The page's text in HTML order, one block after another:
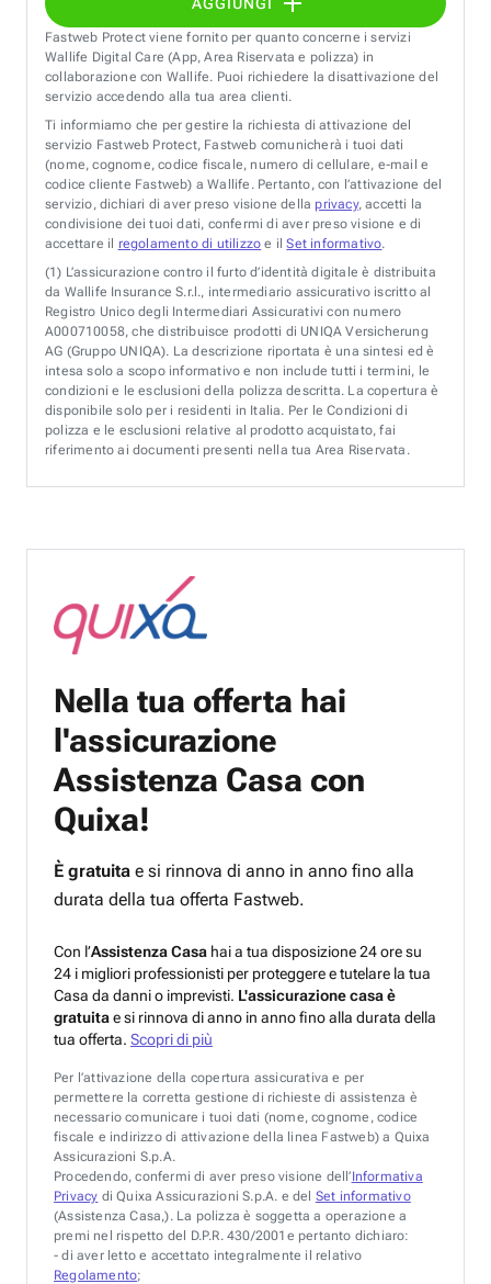
Fastweb Protect viene fornito per quanto concerne i servizi
Wallife Digital Care (App, Area Riservata e polizza) in
collaborazione con Wallife. Puoi richiedere la disattivazione del
servizio accedendo alla tua area clienti.
Ti informiamo che per gestire la richiesta di attivazione del
servizio Fastweb Protect, Fastweb comunicherà i tuoi dati
(nome, cognome, codice fiscale, numero di cellulare, e-mail e
codice cliente Fastweb) a Wallife. Pertanto, con l’attivazione del
servizio, dichiari di aver preso visione della privacy, accetti la
condivisione dei tuoi dati, confermi di aver preso visione e di
accettare il regolamento di utilizzo e ilSet informativo.
(1) L’assicurazione contro il furto d’identità digitale è distribuita
da Wallife Insurance S.r.l., intermediario assicurativo iscritto al
Registro Unico degli Intermediari Assicurativi con numero
A000710058, che distribuisce prodotti di UNIQA Versicherung
AG (Gruppo UNIQA). La descrizione riportata è una sintesi ed è
intesa solo a scopo informativo e non include tutti i termini, le
condizioni e le esclusioni della polizza descritta. La copertura è
disponibile solo per i residenti in Italia. Per le Condizioni di
polizza e le esclusioni relative al prodotto acquistato, fai
riferimento ai documenti presenti nella tua Area Riservata.
Nella tua offerta hai
l'assicurazione
Assistenza Casa con
Quixa!
È gratuita e si rinnova di anno in anno fino alla
durata della tua offerta Fastweb.
Con l’Assistenza Casa hai a tua disposizione 24 ore su
24 i migliori professionisti per proteggere e tutelare la tua
Casa da danni o imprevisti. L'assicurazione casa è
gratuitae si rinnova di anno in anno fino alla durata della
tua offerta. Scopri di più
Per l’attivazione della copertura assicurativa e per
permettere la corretta gestione di richieste di assistenza è
necessario comunicare i tuoi dati (nome, cognome, codice
fiscale e indirizzo di attivazione della linea Fastweb) a Quixa
Assicurazioni S.p.A.
Procedendo, confermi di aver preso visione dell’Informativa
Privacy di Quixa Assicurazioni S.p.A. e del Set informativo
(Assistenza Casa,). La polizza è soggetta a operazione a
premi nel rispetto del D.P.R. 430/2001e pertanto dichiaro:
- di aver letto e accettato integralmente il relativo
Regolamento;